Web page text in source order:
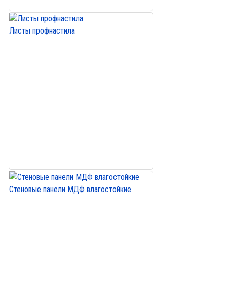
Листы профнастила
Стеновые панели МДФ влагостойкие